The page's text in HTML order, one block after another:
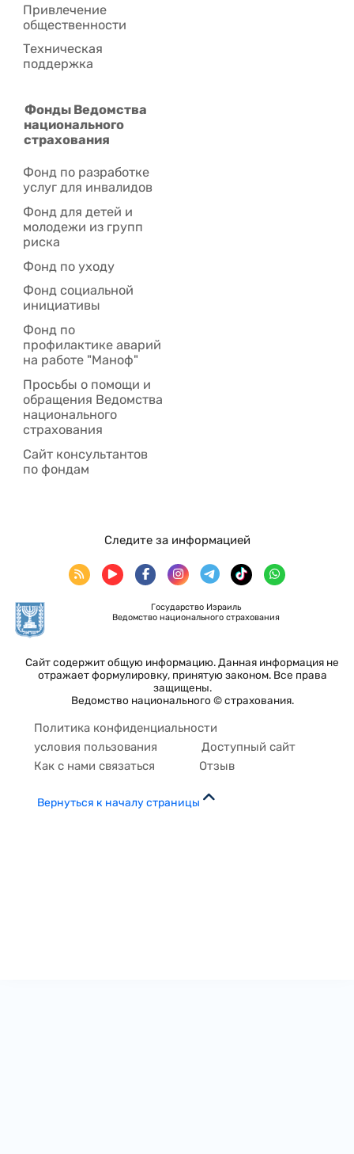
Привлечение
общественности
Техническая
поддержка
Фонды Ведомства
национального
страхования
Фонд по разработке
услуг для инвалидов
Фонд для детей и
молодежи из групп
риска
Фонд по уходу
Фонд социальной
инициативы
Фонд по
профилактике аварий
на работе "Маноф"
Просьбы о помощи и
обращения Ведомства
национального
страхования
Сайт консультантов
по фондам
Государство Израиль
Ведомство национального страхования
Сайт содержит общую информацию. Данная информация не
отражает формулировку, принятую законом. Все права
защищены.
Ведомство национального © страхования.
Следите за информацией
Политика конфиденциальности
условия пользования
Доступный сайт
Как с нами связаться
Отзыв
Вернуться к началу страницы